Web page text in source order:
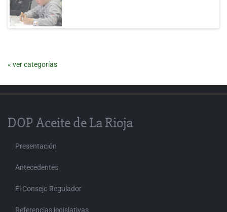
« ver categorías
DOP Aceite de La Rioja
Presentación
Antecedentes
El Consejo Regulador
Referencias legislativas